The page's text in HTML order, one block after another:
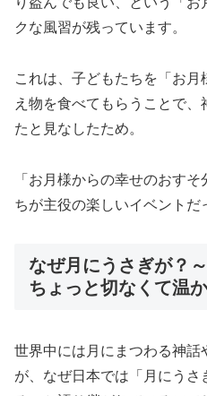
クな風習が残っています。
これは、子どもたちを「お
え物を食べてもらうことで
たと見なしたため。
「お月様からの幸せのおす
ちが主役の楽しいイベントだ
なぜ月にうさぎが？
ちょっと切なくて温
世界中には月にまつわる神話
が、なぜ日本では「月にう